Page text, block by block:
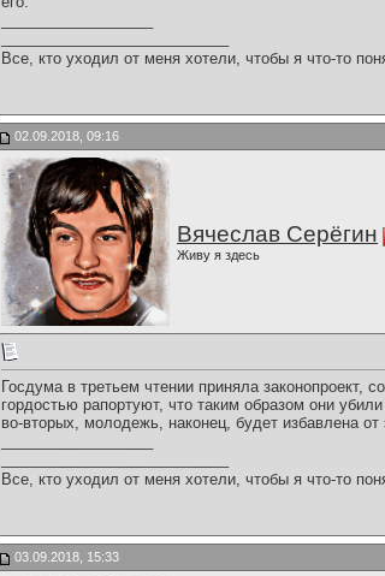
Все, кто уходил от меня хотели, чтобы я что-то
02.09.2018, 09:16
Вячеслав Серёгин
Живу я здесь
Госдума в третьем чтении приняла законопроект,
гордостью рапортуют, что таким образом они
во-вторых, молодежь, наконец, будет избавлена
Все, кто уходил от меня хотели, чтобы я что-то
03.09.2018, 15:33